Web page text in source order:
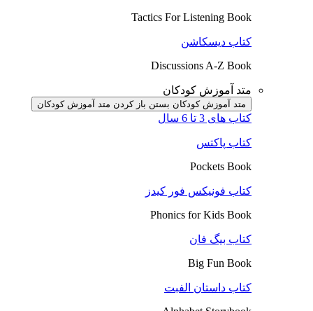
Tactics For Listening Book
کتاب دیسکاشن
Discussions A-Z Book
متد آموزش کودکان
متد آموزش کودکان بستن باز کردن متد آموزش کودکان
کتاب های 3 تا 6 سال
کتاب پاکتس
Pockets Book
کتاب فونیکس فور کیدز
Phonics for Kids Book
کتاب بیگ فان
Big Fun Book
کتاب داستان الفبت